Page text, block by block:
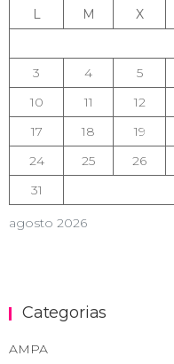
agosto 2026
L M X
3
4 5
10
11 12
17
18 19
24
25 26
31
Categorias
AMPA